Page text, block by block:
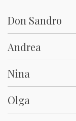
Don Sandro
Andrea
Nina
Olga